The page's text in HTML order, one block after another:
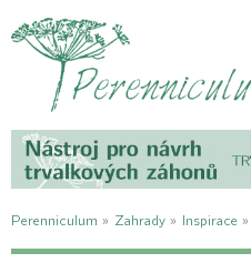
Perenniculum » Zahrady » Inspirace »